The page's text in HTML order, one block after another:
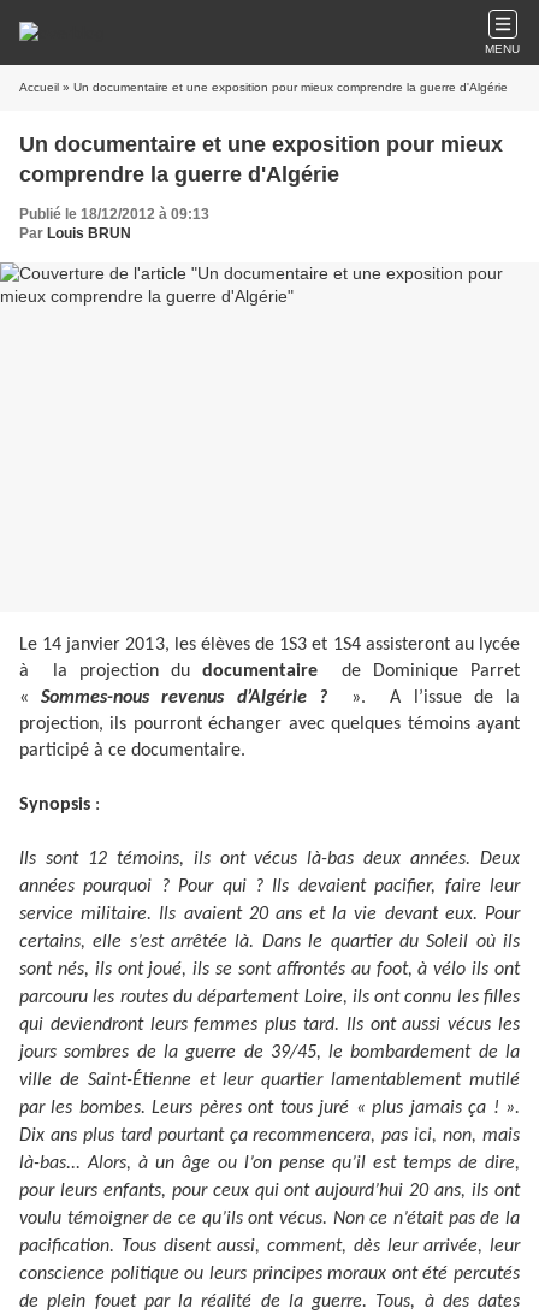
MENU
Accueil » Un documentaire et une exposition pour mieux comprendre la guerre d'Algérie
Un documentaire et une exposition pour mieux
comprendre la guerre d'Algérie
Publié le 18/12/2012 à 09:13
Par Louis BRUN
Le 14 janvier 2013, les élèves de 1S3 et 1S4 assisteront au lycée
à la projection du documentaire de Dominique Parret
«Sommes-nous revenus d’Algérie ?». A l’issue de la
projection, ils pourront échanger avec quelques témoins ayant
participé à ce documentaire.
Synopsis :
Ils sont 12 témoins, ils ont vécus là-bas deux années. Deux
années pourquoi ? Pour qui ? Ils devaient pacifier, faire leur
service militaire. Ils avaient 20 ans et la vie devant eux. Pour
certains, elle s’est arrêtée là. Dans le quartier du Soleil où ils
sont nés, ils ont joué, ils se sont affrontés au foot, à vélo ils ont
parcouru les routes du département Loire, ils ont connu les filles
qui deviendront leurs femmes plus tard. Ils ont aussi vécus les
jours sombres de la guerre de 39/45, le bombardement de la
ville de Saint-Étienne et leur quartier lamentablement mutilé
par les bombes. Leurs pères ont tous juré « plus jamais ça ! ».
Dix ans plus tard pourtant ça recommencera, pas ici, non, mais
là-bas... Alors, à un âge ou l’on pense qu’il est temps de dire,
pour leurs enfants, pour ceux qui ont aujourd’hui 20 ans, ils ont
voulu témoigner de ce qu’ils ont vécus. Non ce n’était pas de la
pacification. Tous disent aussi, comment, dès leur arrivée, leur
conscience politique ou leurs principes moraux ont été percutés
de plein fouet par la réalité de la guerre. Tous, à des dates